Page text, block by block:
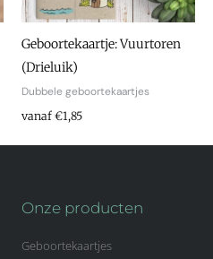
Geboortekaartje: Vuurtoren
(Drieluik)
Dubbele geboortekaartjes
vanaf €1,85
Onze producten
Geboortekaartjes